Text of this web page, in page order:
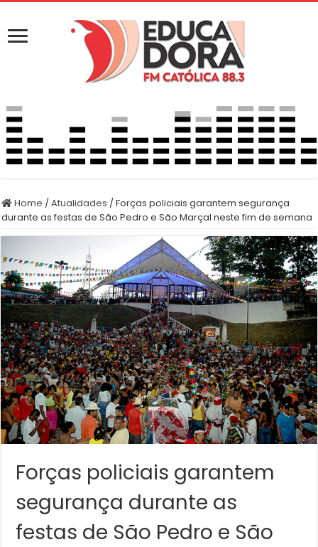
Home /Atualidades /Forças policiais garantem segurança
durante as festas de São Pedro e São Marçal neste fim de semana
Forças policiais garantem
segurança durante as
festas de São Pedro e São